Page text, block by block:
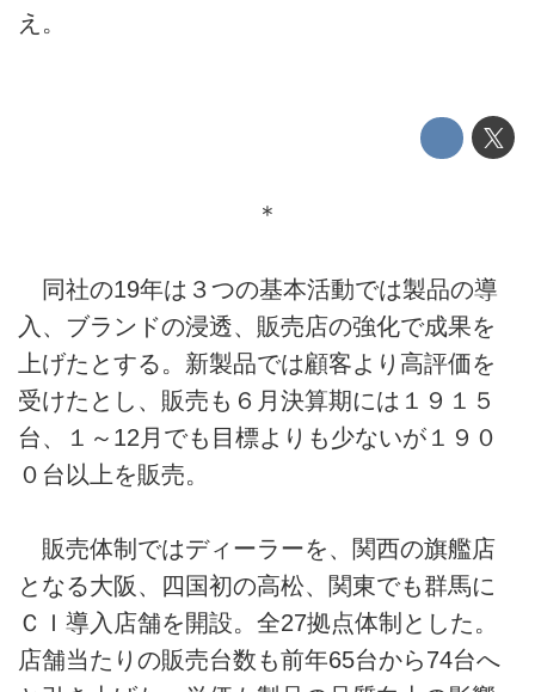
え。
＊
同社の19年は３つの基本活動では製品の導
入、ブランドの浸透、販売店の強化で成果を
上げたとする。新製品では顧客より高評価を
受けたとし、販売も６月決算期には１９１５
台、１～12月でも目標よりも少ないが１９０
０台以上を販売。
販売体制ではディーラーを、関西の旗艦店
となる大阪、四国初の高松、関東でも群馬に
ＣＩ導入店舗を開設。全27拠点体制とした。
店舗当たりの販売台数も前年65台から74台へ